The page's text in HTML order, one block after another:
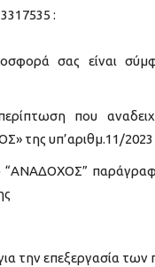
:
σας είναι
που
της υπ’αριθμ.11/2023
“ΑΝΑΔΟΧΟΣ”
την επεξεργασία